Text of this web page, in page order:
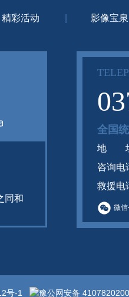
精彩活动 影像宝泉
同和
全国
地 址
咨询电
救援
微
号-1 豫公网安备